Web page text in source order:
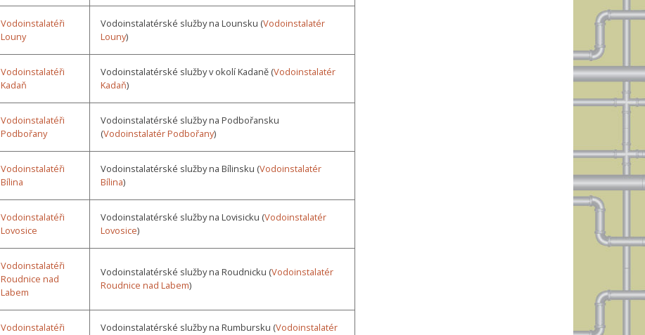
Vodoinstalatéři
Louny
Vodoinstalatérské služby na Lounsku (Vodoinstalatér
Louny)
Vodoinstalatéři
Kadaň
Vodoinstalatérské služby v okolí Kadaně (Vodoinstalatér
Kadaň)
Vodoinstalatéři
Podbořany
Vodoinstalatérské služby na Podbořansku
(Vodoinstalatér Podbořany)
Vodoinstalatéři
Bílina
Vodoinstalatérské služby na Bílinsku (Vodoinstalatér
Bílina)
Vodoinstalatéři
Lovosice
Vodoinstalatérské služby na Lovisicku (Vodoinstalatér
Lovosice)
Vodoinstalatéři
Roudnice nad
Labem
Vodoinstalatérské služby na Roudnicku (Vodoinstalatér
Roudnice nad Labem)
Vodoinstalatéři
Vodoinstalatérské služby na Rumbursku (Vodoinstalatér